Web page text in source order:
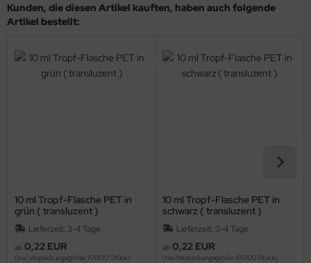
Kunden, die diesen Artikel kauften, haben auch folgende
Artikel bestellt:
10 ml Tropf-Flasche PET in
grün ( transluzent )
Lieferzeit: 3-4 Tage
ab 0,22 EUR
(bei Verpackungsgröße 10000 Stück)
10 ml Tropf-Flasche PET in
schwarz ( transluzent )
Lieferzeit: 3-4 Tage
ab 0,22 EUR
(bei Verpackungsgröße 10000 Stück)